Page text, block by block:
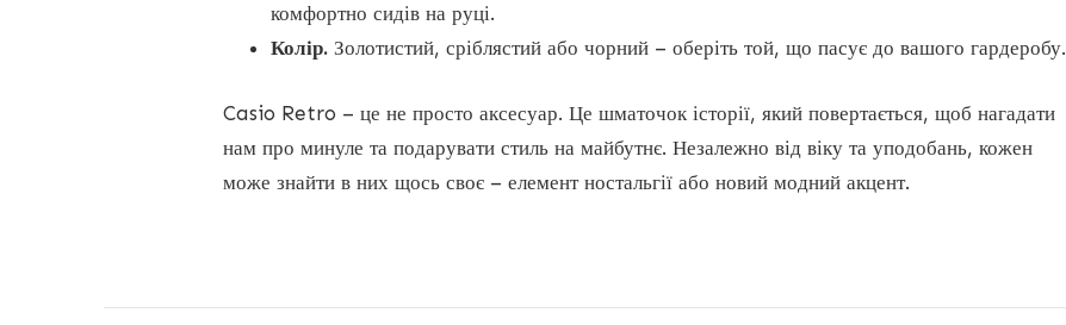
комфортно сидів на руці.
Колір. Золотистий, сріблястий або чорний – оберіть той, що пасує до вашого гардеробу.
Casio Retro – це не просто аксесуар. Це шматочок історії, який повертається, щоб нагадати
нам про минуле та подарувати стиль на майбутнє. Незалежно від віку та уподобань, кожен
може знайти в них щось своє – елемент ностальгії або новий модний акцент.